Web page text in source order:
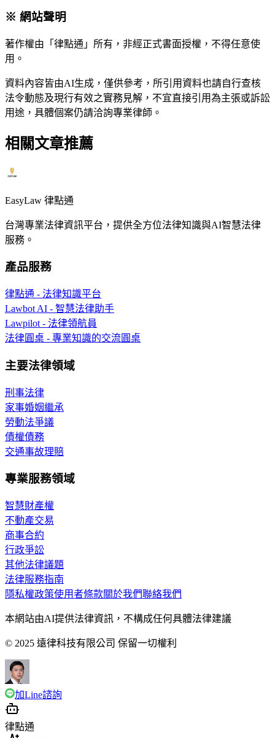
※ 網站聲明
著作權由「律點通」所有，非經正式書面授權，不得任意使
用。
資料內容皆由AI生成，僅供參考，所引用資料也請自行查核
法令動態及現行有效之實務見解，不宜直接引用為主張或訴訟
用途，具體個案仍請洽詢專業律師。
相關文章推薦
EasyLaw 律點通
台灣專業法律資訊平台，提供全方位法律知識與AI智慧法律
服務。
產品服務
律點通 - 法律知識平台
Lawbot AI - 智慧法律助手
Lawpilot - 法律領航員
法律圓桌 - 專業知識的交流圓桌
主要法律領域
刑事法律
家事婚姻繼承
勞動法爭議
債權債務
交通事故理賠
專業服務領域
智慧財產權
不動產交易
商事合約
行政爭訟
其他法律議題
法律服務指南
隱私權政策使用者條款關於我們聯絡我們
本網站由AI提供法律資訊，不構成任何具體法律建議
© 2025 遠律科技有限公司 保留一切權利
加Line諮詢
律點通